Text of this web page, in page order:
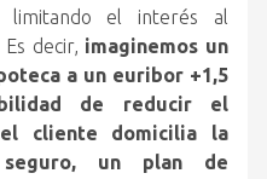
limitando el interés al
decir, imaginemos un
a un euribor +1,5
de reducir el
cliente domicilia la
un plan de